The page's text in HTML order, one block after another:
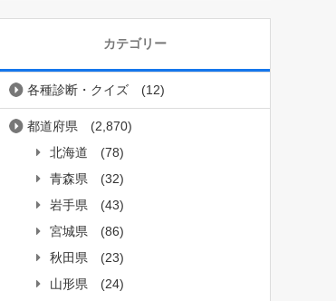
カテゴリー
各種診断・クイズ (12)
都道府県
(2,870)
北海道
(78)
青森県
(32)
岩手県
(43)
宮城県
(86)
秋田県
(23)
山形県
(24)